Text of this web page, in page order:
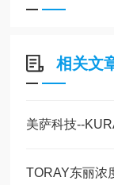
相关文
TORAY东丽浓